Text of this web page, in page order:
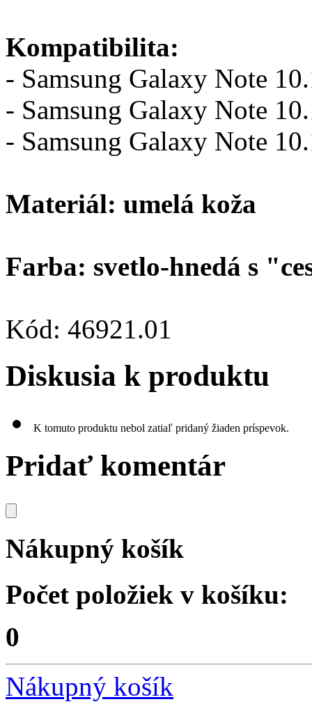
Kompatibilita:
- Samsung Galaxy Note
- Samsung Galaxy Note
- Samsung Galaxy Note
Materiál: umelá koža
Farba: svetlo-hnedá s
Kód: 46921.01
Diskusia k produktu
K tomuto produktu nebol zatiaľ pridaný žiaden príspevok.
Pridať komentár
Nákupný košík
Počet položiek v košíku:
0
Nákupný košík